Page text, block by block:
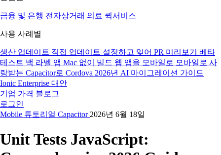
금융 및 은행 전자상거래 의료 퀵서비스
사용 사례별
생산 업데이트 직접 업데이트 설정하고 잊어 PR 미리보기 베타
테스트 백 라벨 앱 Mac 없이 빌드 웹 앱을 모바일로 모바일로 사
랑받는 Capacitor로 Cordova 2026년 AI 마이그레이션 가이드
Ionic Enterprise 대안
기업 가격 블로그
로그인
Mobile 튜토리얼 Capacitor 2026년 6월 18일
Unit Tests JavaScript: